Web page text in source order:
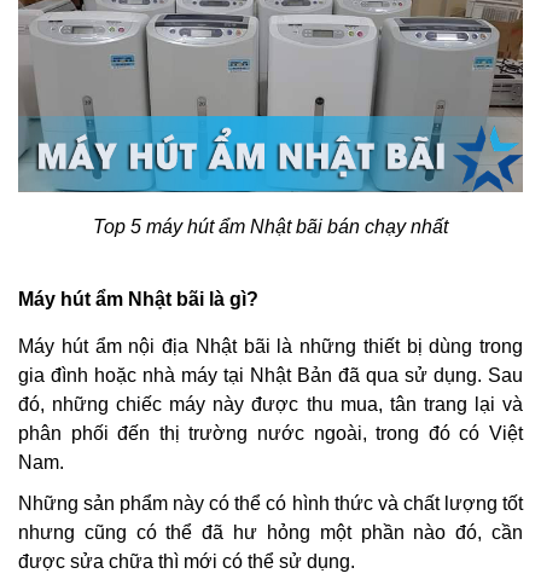
Top 5 máy hút ẩm Nhật bãi bán chạy nhất
Máy hút ẩm Nhật bãi là gì?
Máy hút ẩm nội địa Nhật bãi là những thiết bị dùng trong
gia đình hoặc nhà máy tại Nhật Bản đã qua sử dụng. Sau
đó, những chiếc máy này được thu mua, tân trang lại và
phân phối đến thị trường nước ngoài, trong đó có Việt
Nam.
Những sản phẩm này có thể có hình thức và chất lượng tốt
nhưng cũng có thể đã hư hỏng một phần nào đó, cần
được sửa chữa thì mới có thể sử dụng.